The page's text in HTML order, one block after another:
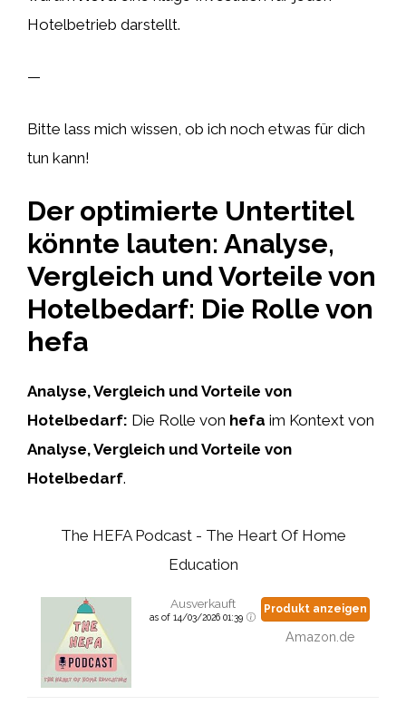
Hotelbetrieb darstellt.
—
Bitte lass mich wissen, ob ich noch etwas für dich
tun kann!
Der optimierte Untertitel
könnte lauten: Analyse,
Vergleich und Vorteile von
Hotelbedarf: Die Rolle von
hefa
Analyse, Vergleich und Vorteile von
Hotelbedarf: Die Rolle von hefa im Kontext von
Analyse, Vergleich und Vorteile von
Hotelbedarf.
The HEFA Podcast - The Heart Of Home
Education
Ausverkauft
as of 14/03/2026 01:39
Produkt anzeigen
Amazon.de